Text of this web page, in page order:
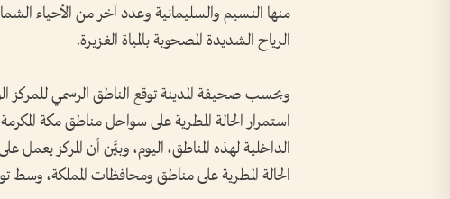
منها النسيم والسليمانية وعدد آخر من الأحياء
الرياح الشديدة المصحوبة بالمياة الغزيرة.
وبحسب صحيفة المدينة توقع الناطق الرسمي
استمرار الحالة المطرية على سواحل مناطق مكة المكرمة
الداخلية لهذه المناطق، اليوم، وبيَّن أن المركز
الحالة المطرية على مناطق ومحافظات المملكة، وسط